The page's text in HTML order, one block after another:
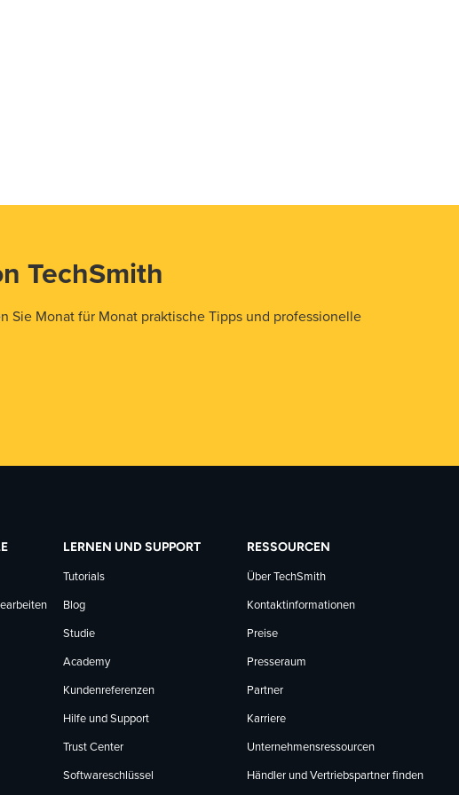
TechSmith
Sie Monat für Monat praktische Tipps und professionelle
LERNEN UND SUPPORT
Tutorials
Blog
Studie
Academy
Kundenreferenzen
Hilfe und Support
Trust Center
Softwareschlüssel
RESSOURCEN
Über TechSmith
Kontaktinformationen
Preise
Presseraum
Partner
Karriere
Unternehmensressourcen
Händler und Vertriebspartner finden